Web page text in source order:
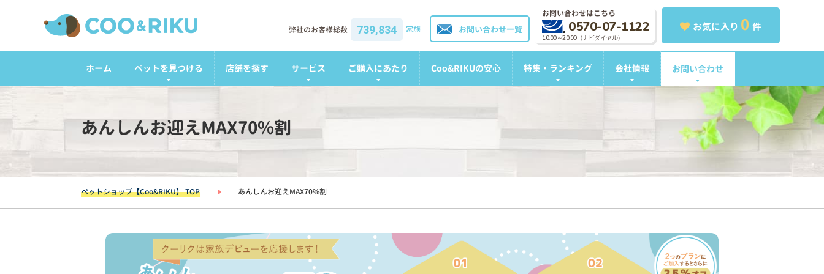
お気に入り 0 件
お問い合わせはこちら
0570-07-1122
10:00～20:00（ナビダイヤル）
お問い合わせ一覧
弊社のお客様総数 739,834 家族
ホーム ペットを見つける 店舗を探す サービス ご購入にあたり Coo&RIKUの安心 特集・ランキング 会社情報 お問い合わせ
あんしんお迎えMAX70%割
ペットショップ【Coo&RIKU】 TOP あんしんお迎えMAX70%割